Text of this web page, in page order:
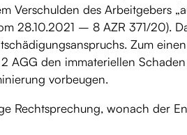
Verschulden des Arbeitgebers
28.10.2021 – 8 AZR 371/20).
Zum
AGG den immateriellen
vorbeugen.
Rechtsprechung, wonach der